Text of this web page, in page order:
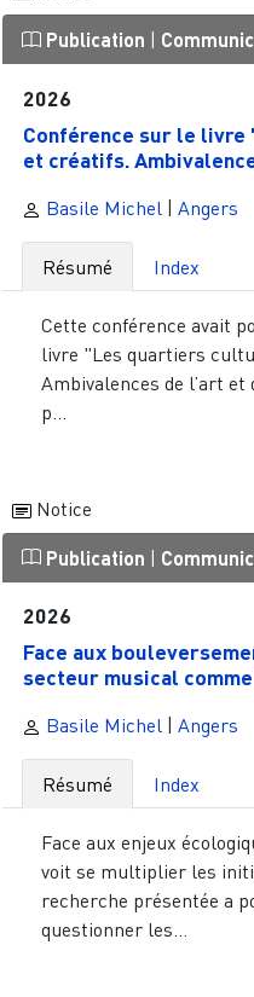
Publication
2026
Conférence sur le
et créatifs.
Basile Michel | Angers
Résumé Index
Cette conférence avait
livre "Les quartiers
Ambivalences de l’art
p...
Notice
Publication |
2026
Face aux
secteur musical
Basile Michel | Angers
Résumé Index
Face aux enjeux
voit se multiplier les
recherche présentée a
questionner les...